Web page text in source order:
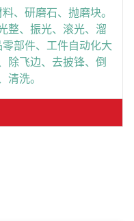
、研磨石、抛磨块。
整、振光、滚光、溜
部件、工件自动化大
除飞边、去披锋、倒
清洗。